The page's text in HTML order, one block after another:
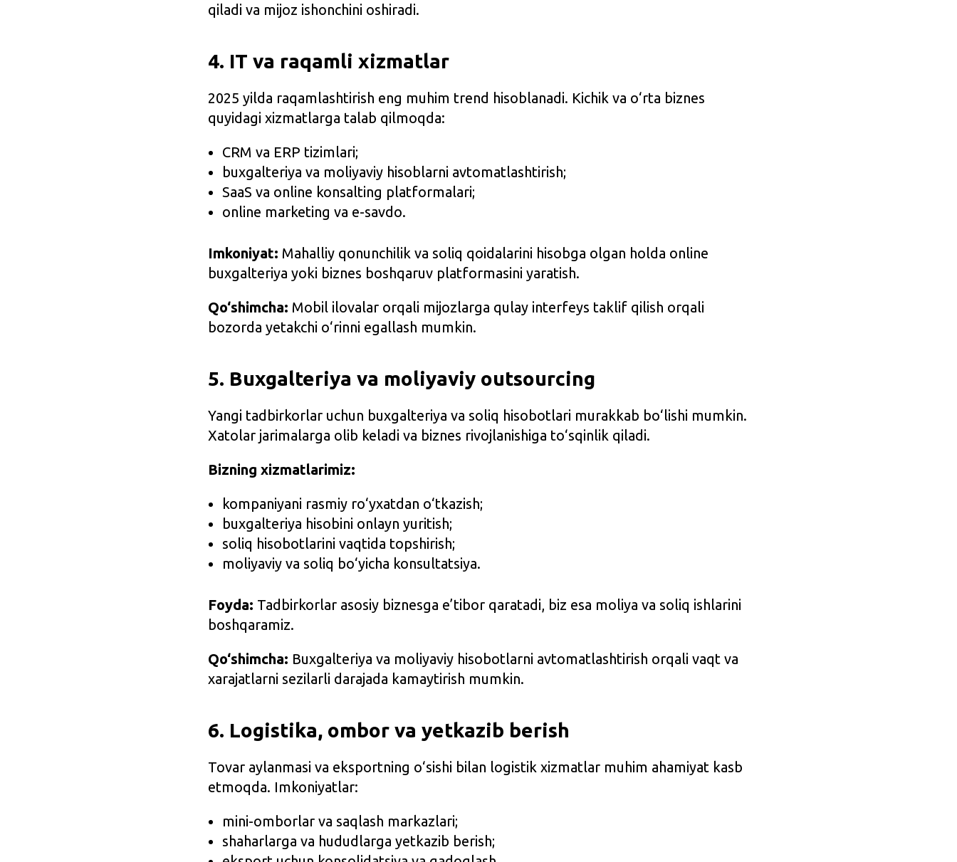
qiladi va mijoz ishonchini oshiradi.
4. IT va raqamli xizmatlar
2025 yilda raqamlashtirish eng muhim trend hisoblanadi. Kichik va o‘rta biznes
quyidagi xizmatlarga talab qilmoqda:
CRM va ERP tizimlari;
buxgalteriya va moliyaviy hisoblarni avtomatlashtirish;
SaaS va online konsalting platformalari;
online marketing va e-savdo.
Imkoniyat: Mahalliy qonunchilik va soliq qoidalarini hisobga olgan holda online
buxgalteriya yoki biznes boshqaruv platformasini yaratish.
Qo‘shimcha: Mobil ilovalar orqali mijozlarga qulay interfeys taklif qilish orqali
bozorda yetakchi o‘rinni egallash mumkin.
5. Buxgalteriya va moliyaviy outsourcing
Yangi tadbirkorlar uchun buxgalteriya va soliq hisobotlari murakkab bo‘lishi mumkin.
Xatolar jarimalarga olib keladi va biznes rivojlanishiga to‘sqinlik qiladi.
Bizning xizmatlarimiz:
kompaniyani rasmiy ro‘yxatdan o‘tkazish;
buxgalteriya hisobini onlayn yuritish;
soliq hisobotlarini vaqtida topshirish;
moliyaviy va soliq bo‘yicha konsultatsiya.
Foyda: Tadbirkorlar asosiy biznesga e’tibor qaratadi, biz esa moliya va soliq ishlarini
boshqaramiz.
Qo‘shimcha: Buxgalteriya va moliyaviy hisobotlarni avtomatlashtirish orqali vaqt va
xarajatlarni sezilarli darajada kamaytirish mumkin.
6. Logistika, ombor va yetkazib berish
Tovar aylanmasi va eksportning o‘sishi bilan logistik xizmatlar muhim ahamiyat kasb
etmoqda. Imkoniyatlar:
mini-omborlar va saqlash markazlari;
shaharlarga va hududlarga yetkazib berish;